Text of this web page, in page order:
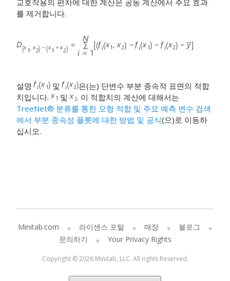
교호작용의 편차에 대한 계산은 공동 계산에서 주요 효과
를 제거합니다.
설명 및
은(는) 단변수 부분 종속적 표면의 적합
치입니다.
및
. 이 적합치의 계산에 대해서는
TreeNet® 분류를 통한 모형 적합 및 주요 예측 변수 검색
에서 부분 종속성 플롯에 대한 방법 및 공식(으)로 이동하
십시오.
Minitab.com 라이센스 포털 매장
블로그
문의하기
Your Privacy Rights
Copyright © 2026 Minitab, LLC. All rights Reserved.